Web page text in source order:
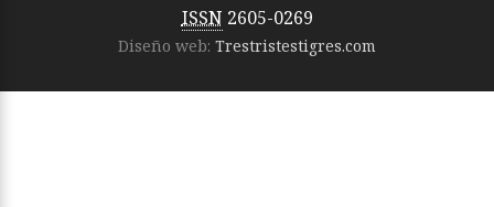
ISSN 2605-0269
Diseño web: Trestristestigres.com